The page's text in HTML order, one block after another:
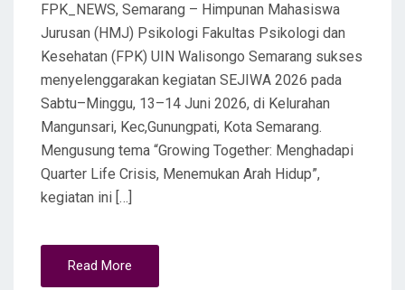
FPK_NEWS, Semarang – Himpunan Mahasiswa
Jurusan (HMJ) Psikologi Fakultas Psikologi dan
Kesehatan (FPK) UIN Walisongo Semarang sukses
menyelenggarakan kegiatan SEJIWA 2026 pada
Sabtu–Minggu, 13–14 Juni 2026, di Kelurahan
Mangunsari, Kec,Gunungpati, Kota Semarang.
Mengusung tema “Growing Together: Menghadapi
Quarter Life Crisis, Menemukan Arah Hidup”,
kegiatan ini […]
Read More